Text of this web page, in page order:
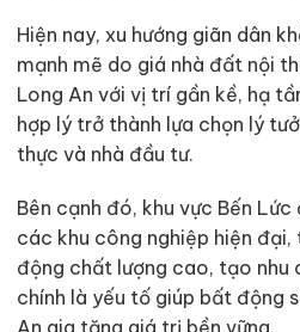
Hiện nay, xu hướng giãn dân
mạnh mẽ do giá nhà đất nội
Long An với vị trí gần kề, hạ
hợp lý trở thành lựa chọn lý
thực và nhà đầu tư.
Bên cạnh đó, khu vực Bến
các khu công nghiệp hiện đại,
động chất lượng cao, tạo nhu
chính là yếu tố giúp bất động
An gia tăng giá trị bền vững.